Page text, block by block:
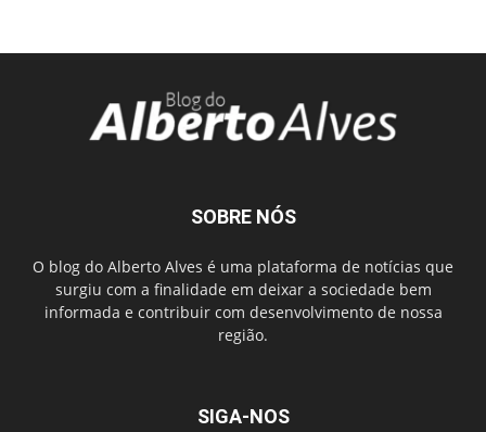
SOBRE NÓS
O blog do Alberto Alves é uma plataforma de notícias que
surgiu com a finalidade em deixar a sociedade bem
informada e contribuir com desenvolvimento de nossa
região.
SIGA-NOS